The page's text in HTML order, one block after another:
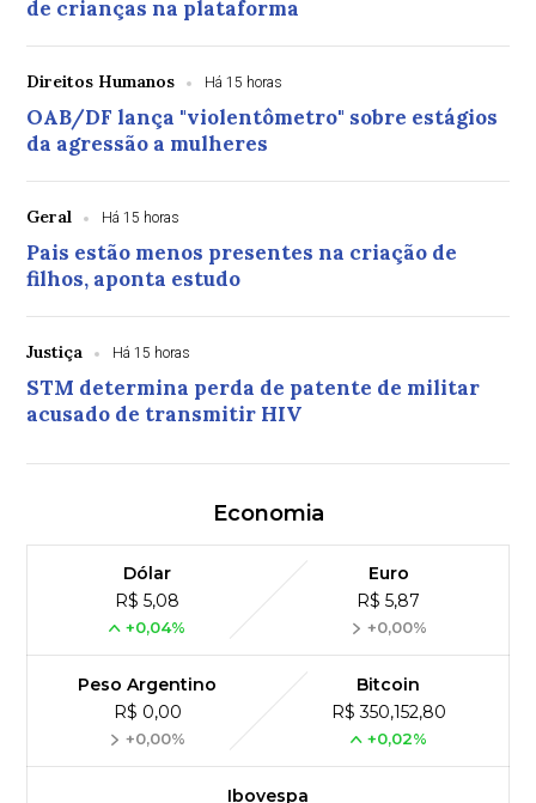
de crianças na plataforma
Direitos Humanos Há 15 horas
OAB/DF lança "violentômetro" sobre estágios
da agressão a mulheres
Geral Há 15 horas
Pais estão menos presentes na criação de
filhos, aponta estudo
Justiça Há 15 horas
STM determina perda de patente de militar
acusado de transmitir HIV
Economia
Dólar
R$ 5,08
+0,04%
Euro
R$ 5,87
+0,00%
Peso Argentino
R$ 0,00
+0,00%
Bitcoin
R$ 350,152,80
+0,02%
Ibovespa